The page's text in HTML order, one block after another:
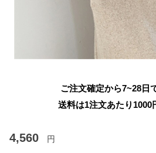
ご注文確定から7~28日
送料は1注文あたり 1000
4,560 円